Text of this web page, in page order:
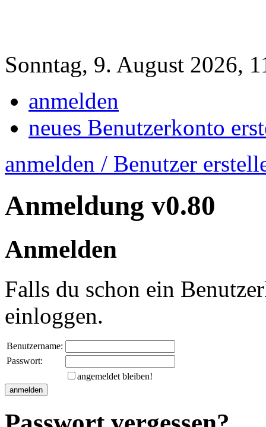
Sonntag, 9. August 2026,
anmelden
neues Benutzerkonto
anmelden / Benutzer
Anmeldung v0.80
Anmelden
Falls du schon ein
einloggen.
Benutzername:
Passwort:
angemeldet bleiben!